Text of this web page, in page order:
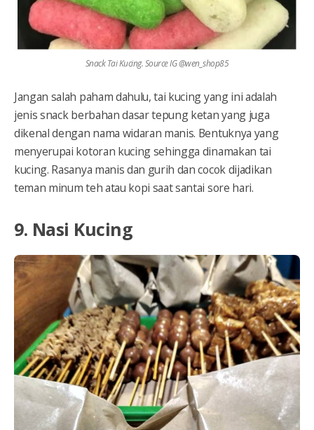
Snack Tai Kucing. Source IG @wen_shop85
Jangan salah paham dahulu, tai kucing yang ini adalah
jenis snack berbahan dasar tepung ketan yang juga
dikenal dengan nama widaran manis. Bentuknya yang
menyerupai kotoran kucing sehingga dinamakan tai
kucing. Rasanya manis dan gurih dan cocok dijadikan
teman minum teh atau kopi saat santai sore hari.
9. Nasi Kucing